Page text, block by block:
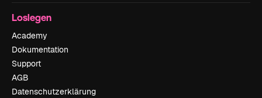
Loslegen
Academy
Dokumentation
Support
AGB
Datenschutzerklärung